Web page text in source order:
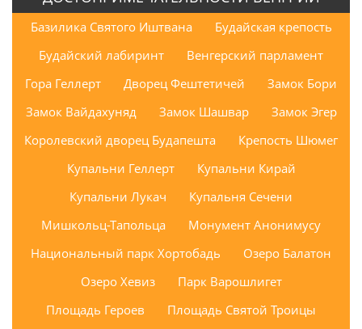
Базилика Святого Иштвана
Будайская крепость
Будайский лабиринт
Венгерский парламент
Гора Геллерт
Дворец Фештетичей
Замок Бори
Замок Вайдахуняд
Замок Шашвар
Замок Эгер
Королевский дворец Будапешта
Крепость Шюмег
Купальни Геллерт
Купальни Кирай
Купальни Лукач
Купальня Сечени
Мишкольц-Тапольца
Монумент Анонимусу
Национальный парк Хортобадь
Озеро Балатон
Озеро Хевиз
Парк Варошлигет
Площадь Героев
Площадь Святой Троицы